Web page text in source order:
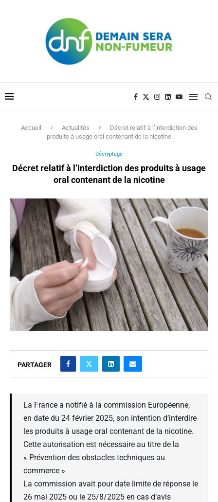
Accueil Actualités
Décret relatif à l’interdiction des
produits à usage oral contenant de la nicotine
Décryptage
Décret relatif à l’interdiction des produits à usage
oral contenant de la nicotine
PARTAGER
La France a notifié à la commission Européenne,
en date du 24 février 2025, son intention d’interdire
les produits à usage oral contenant de la nicotine.
Cette autorisation est nécessaire au titre de la
« Prévention des obstacles techniques au
commerce »
La commission avait pour date limite de réponse le
26 mai 2025 ou le 25/8/2025 en cas d’avis